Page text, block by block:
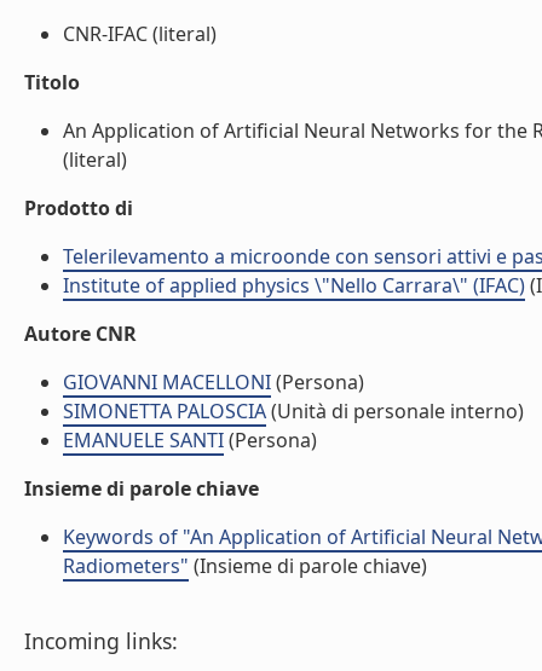
CNR-IFAC (literal)
Titolo
An Application of Artificial Neural Networks for the
(literal)
Prodotto di
Telerilevamento a microonde con sensori attivi e
Institute of applied physics \"Nello Carrara\" (IFAC)
Autore CNR
GIOVANNI MACELLONI(Persona)
SIMONETTA PALOSCIA(Unità di personale interno)
EMANUELE SANTI(Persona)
Insieme di parole chiave
Keywords of "An Application of Artificial Neural
Radiometers" (Insieme di parole chiave)
Incoming links: